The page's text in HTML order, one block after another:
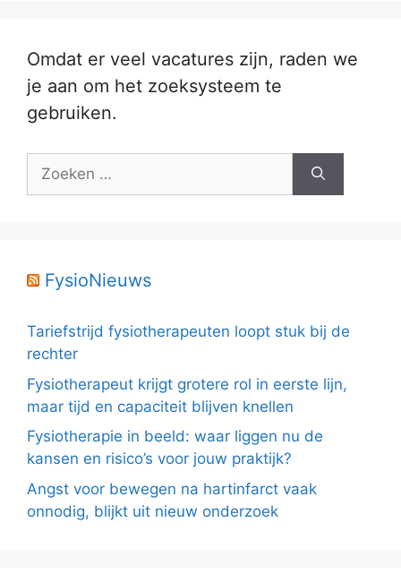
Omdat er veel vacatures zijn, raden we
je aan om het zoeksysteem te
gebruiken.
Zoek
FysioNieuws
Tariefstrijd fysiotherapeuten loopt stuk bij de
rechter
Fysiotherapeut krijgt grotere rol in eerste lijn,
maar tijd en capaciteit blijven knellen
Fysiotherapie in beeld: waar liggen nu de
kansen en risico’s voor jouw praktijk?
Angst voor bewegen na hartinfarct vaak
onnodig, blijkt uit nieuw onderzoek